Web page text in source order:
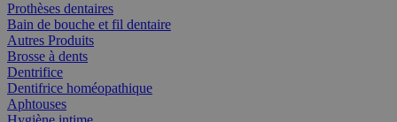
Prothèses dentaires
Bain de bouche et fil dentaire
Autres Produits
Brosse à dents
Dentrifice
Dentifrice homéopathique
Aphtouses